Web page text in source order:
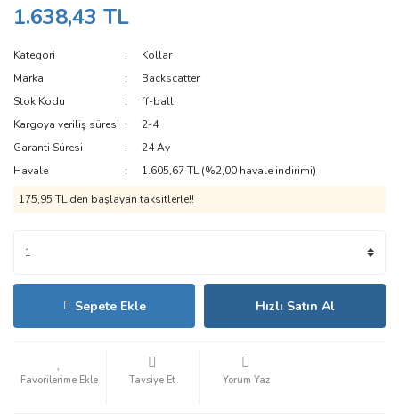
1.638,43 TL
Kategori
Kollar
Marka
Backscatter
Stok Kodu
ff-ball
Kargoya veriliş süresi
2-4
Garanti Süresi
24 Ay
Havale
1.605,67 TL (%2,00 havale indirimi)
175,95 TL den başlayan taksitlerle!!
Sepete Ekle Hızlı Satın Al
Tavsiye Et Yorum Yaz